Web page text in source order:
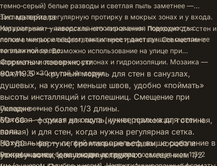
темно‑серый) белые разводы и светлая пыль заметнее —
закладывайте регулярную протирку в мокрых зонах и у входа.
Натуральная — заводская неполированная поверхность с
легким микрорельефом; тактильнее и дает лучшее сцепление
во влажной среде.
Тип материала
Керамогранит универсального назначения. Подходит для стен и
полов в жилых и общественных пространствах. Совместим с
теплым полом. Возможно использование на улице при
корректном основании, уклонах и гидроизоляции. Мозаика —
модуль 30×30 из той же серии.
Форматы и поверхности
60×119.5 — крупный модуль для стен в санузлах,
душевых, на кухне; меньше швов, удобно «поймать»
высоты инсталляций и столешниц. Смещение при
укладке — не более 1/3 длины.
60×60 — формат для пола (кухня, прихожая, гостиная,
ванная) и для стен, когда нужна регулярная сетка.
30×60 — фартуки, фронтальные вставки, короба и
узкие участки; допускает укладку со смещением 1/2
Поверхности:
Матовая — сухая на ощупь, универсальна для стен и
пола.
Натуральная — легкий микрорельеф, выше сцепление в
мокрых зонах и на входных группах.
Ректификация у большинства артикулов позволяет шов 1.5–2